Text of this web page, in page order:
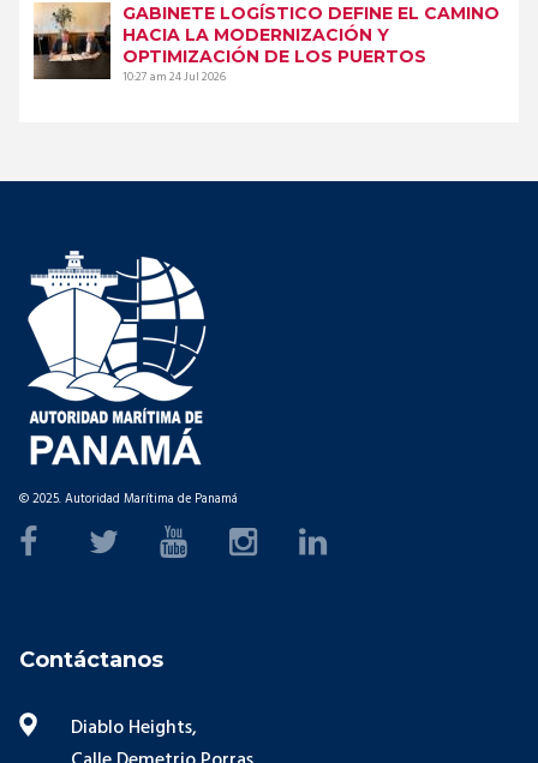
GABINETE LOGÍSTICO DEFINE EL CAMINO
HACIA LA MODERNIZACIÓN Y
OPTIMIZACIÓN DE LOS PUERTOS
10:27 am24 Jul 2026
© 2025. Autoridad Marítima de Panamá
Contáctanos
Diablo Heights,